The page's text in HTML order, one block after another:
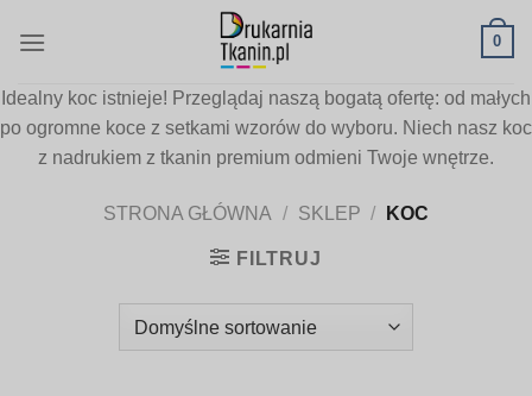
0
Idealny koc istnieje! Przeglądaj naszą bogatą ofertę: od małych
po ogromne koce z setkami wzorów do wyboru. Niech nasz koc
z nadrukiem z tkanin premium odmieni Twoje wnętrze.
STRONA GŁÓWNA / SKLEP / KOC
FILTRUJ